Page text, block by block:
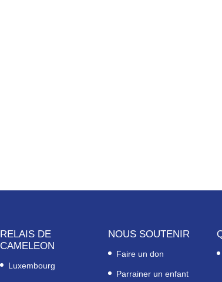
RELAIS DE
CAMELEON
Luxembourg
NOUS SOUTENIR
Faire un don
Parrainer un enfant